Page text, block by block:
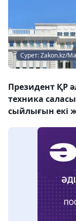
Сурет: Zakon.kz/
Президент ҚР
техника
сыйлығын екі